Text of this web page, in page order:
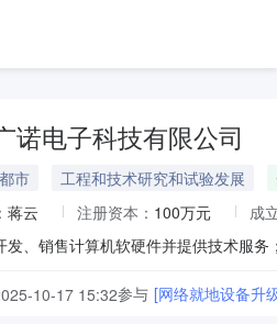
诺电子科技有限公司
市 工程和技术研究和试验发展
蒋云 注册资本： 100万元
成
10-17 15:32参与 [网络就地设备升